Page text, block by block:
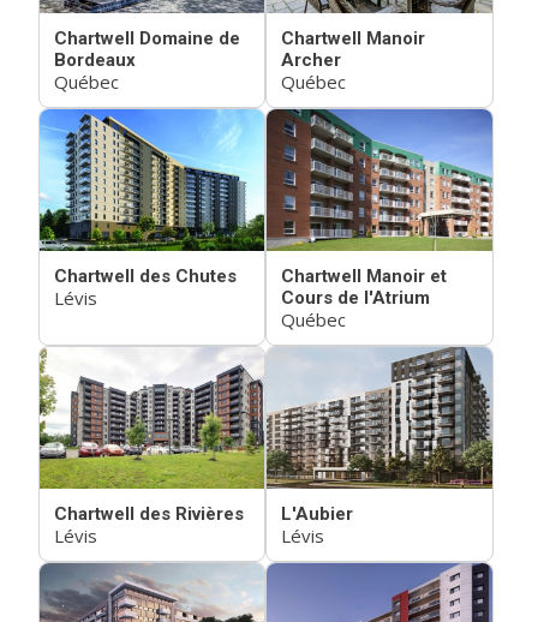
Chartwell Domaine de
Bordeaux
Québec
Chartwell Manoir
Archer
Québec
Chartwell des Chutes
Lévis
Chartwell Manoir et
Cours de l'Atrium
Québec
Chartwell des Rivières
Lévis
L'Aubier
Lévis